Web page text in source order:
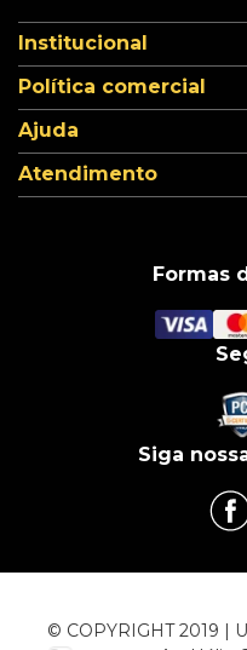
Institucional
Política comercial
Ajuda
Atendimento
Formas
Siga
© COPYRIGHT 2019 |